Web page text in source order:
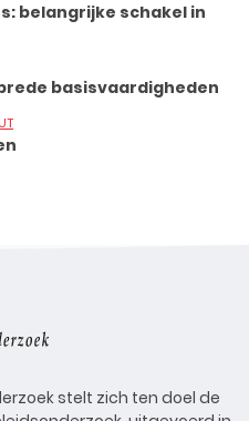
belangrijke schakel in
basisvaardigheden
stelt zich ten doel de